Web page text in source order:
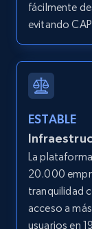
fácilmente
evitando
ESTABLE
La
20.000
tranquilidad
acceso a
usuarios en